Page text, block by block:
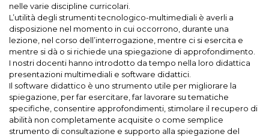
nelle varie discipline curricolari.
L’utilità degli strumenti tecnologico-multimediali è averli a
disposizione nel momento in cui occorrono, durante una
lezione, nel corso dell’interrogazione, mentre ci si esercita e
mentre si dà o si richiede una spiegazione di approfondimento.
I nostri docenti hanno introdotto da tempo nella loro didattica
presentazioni multimediali e software didattici.
Il software didattico è uno strumento utile per migliorare la
spiegazione, per far esercitare, far lavorare su tematiche
specifiche, consentire approfondimenti, stimolare il recupero di
abilità non completamente acquisite o come semplice
strumento di consultazione e supporto alla spiegazione del